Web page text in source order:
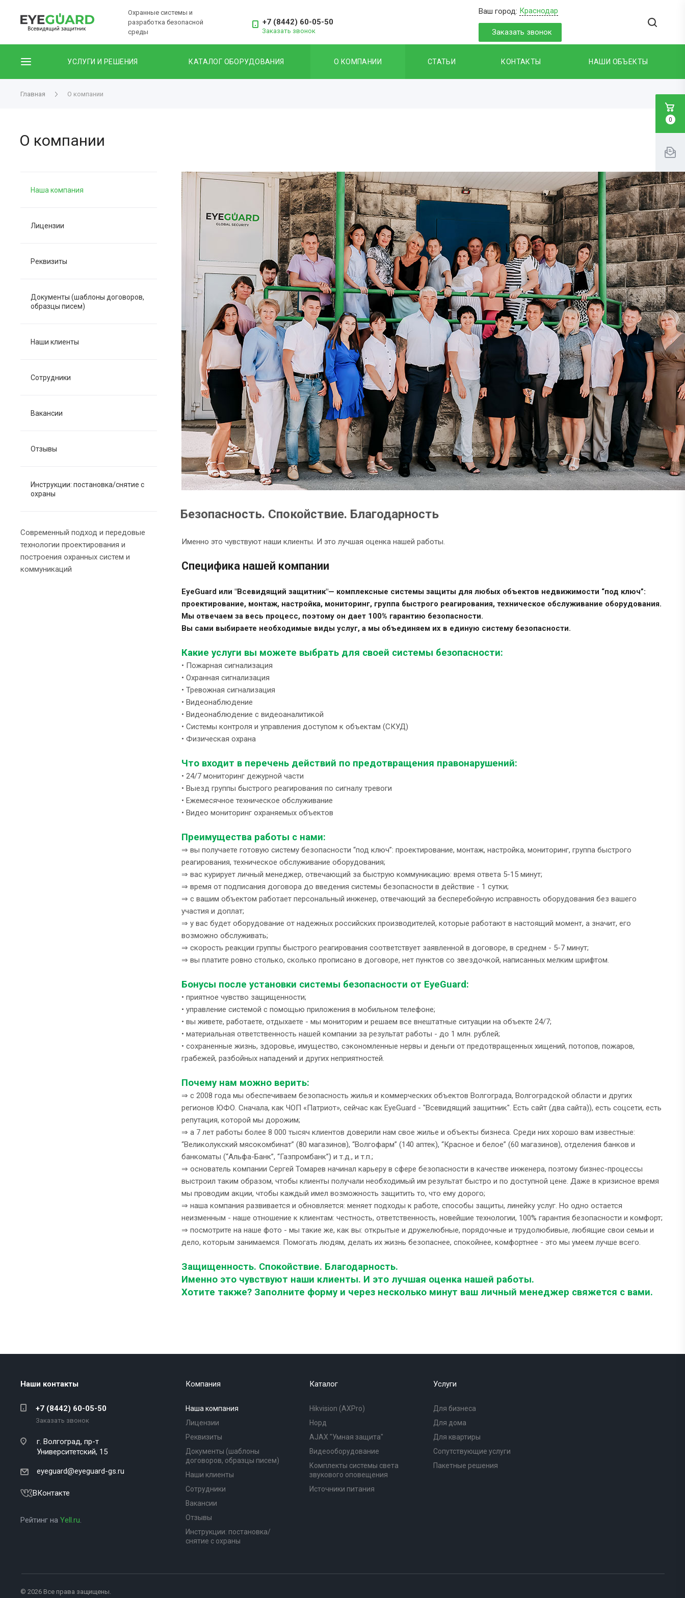
Охранные системы и
разработка безопасной
среды
+7 (8442) 60-05-50
Заказать звонок
Ваш город: Краснодар
Заказать звонок
УСЛУГИ И РЕШЕНИЯ КАТАЛОГ ОБОРУДОВАНИЯ О КОМПАНИИ СТАТЬИ КОНТАКТЫ НАШИ ОБЪЕКТЫ
Главная О компании
О компании
Безопасность. Спокойствие. Благодарность
Именно это чувствуют наши клиенты. И это лучшая оценка нашей работы.
Специфика нашей компании
EyeGuard или "Всевидящий защитник"— комплексные системы защиты для любых объектов недвижимости “под ключ”:
проектирование, монтаж, настройка, мониторинг, группа быстрого реагирования, техническое обслуживание оборудования.
Мы отвечаем за весь процесс, поэтому он дает 100% гарантию безопасности.
Вы сами выбираете необходимые виды услуг, а мы объединяем их в единую систему безопасности.
Какие услуги вы можете выбрать для своей системы безопасности:
• Пожарная сигнализация
• Охранная сигнализация
• Тревожная сигнализация
• Видеонаблюдение
• Видеонаблюдение с видеоаналитикой
• Системы контроля и управления доступом к объектам (СКУД)
• Физическая охрана
Что входит в перечень действий по предотвращения правонарушений:
• 24/7 мониторинг дежурной части
• Выезд группы быстрого реагирования по сигналу тревоги
• Ежемесячное техническое обслуживание
• Видео мониторинг охраняемых объектов
Преимущества работы с нами:
⇒ вы получаете готовую систему безопасности “под ключ”: проектирование, монтаж, настройка, мониторинг, группа быстрого
реагирования, техническое обслуживание оборудования;
⇒ вас курирует личный менеджер, отвечающий за быструю коммуникацию: время ответа 5-15 минут;
⇒ время от подписания договора до введения системы безопасности в действие - 1 сутки;
⇒ с вашим объектом работает персональный инженер, отвечающий за бесперебойную исправность оборудования без вашего
участия и доплат;
⇒ у вас будет оборудование от надежных российских производителей, которые работают в настоящий момент, а значит, его
возможно обслуживать;
⇒ скорость реакции группы быстрого реагирования соответствует заявленной в договоре, в среднем - 5-7 минут;
⇒ вы платите ровно столько, сколько прописано в договоре, нет пунктов со звездочкой, написанных мелким шрифтом.
Бонусы после установки системы безопасности от EyeGuard:
• приятное чувство защищенности;
• управление системой с помощью приложения в мобильном телефоне;
• вы живете, работаете, отдыхаете - мы мониторим и решаем все внештатные ситуации на объекте 24/7;
• материальная ответственность нашей компании за результат работы - до 1 млн. рублей;
• сохраненные жизнь, здоровье, имущество, сэкономленные нервы и деньги от предотвращенных хищений, потопов, пожаров,
грабежей, разбойных нападений и других неприятностей.
Почему нам можно верить:
⇒ с 2008 года мы обеспечиваем безопасность жилья и коммерческих объектов Волгограда, Волгоградской области и других
регионов ЮФО. Сначала, как ЧОП «Патриот», сейчас как EyeGuard - "Всевидящий защитник". Есть сайт (два сайта)), есть соцсети, есть
репутация, которой мы дорожим;
⇒ а 7 лет работы более 8 000 тысяч клиентов доверили нам свое жилье и объекты бизнеса. Среди них хорошо вам известные:
“Великолукский мясокомбинат” (80 магазинов), “Волгофарм” (140 аптек), “Красное и белое” (60 магазинов), отделения банков и
банкоматы (“Альфа-Банк”, “Газпромбанк”) и т.д., и т.п.;
⇒ основатель компании Сергей Томарев начинал карьеру в сфере безопасности в качестве инженера, поэтому бизнес-процессы
выстроил таким образом, чтобы клиенты получали необходимый им результат быстро и по доступной цене. Даже в кризисное время
мы проводим акции, чтобы каждый имел возможность защитить то, что ему дорого;
⇒ наша компания развивается и обновляется: меняет подходы к работе, способы защиты, линейку услуг. Но одно остается
неизменным - наше отношение к клиентам: честность, ответственность, новейшие технологии, 100% гарантия безопасности и комфорт;
⇒ посмотрите на наше фото - мы такие же, как вы: открытые и дружелюбные, порядочные и трудолюбивые, любящие свои семьи и
дело, которым занимаемся. Помогать людям, делать их жизнь безопаснее, спокойнее, комфортнее - это мы умеем лучше всего.
Защищенность. Спокойствие. Благодарность.
Именно это чувствуют наши клиенты. И это лучшая оценка нашей работы.
Хотите также? Заполните форму и через несколько минут ваш личный менеджер свяжется с вами.
Наша компания
Лицензии
Реквизиты
Документы (шаблоны договоров,
образцы писем)
Наши клиенты
Сотрудники
Вакансии
Отзывы
Инструкции: постановка/снятие с
охраны
Современный подход и передовые
технологии проектирования и
построения охранных систем и
коммуникаций
Наши контакты
+7 (8442) 60-05-50
Заказать звонок
г. Волгоград, пр-т
Университетский, 15
eyeguard@eyeguard-gs.ru
ВКонтакте
Рейтинг на Yell.ru.
Компания
Наша компания
Лицензии
Реквизиты
Документы (шаблоны
договоров, образцы писем)
Наши клиенты
Сотрудники
Вакансии
Отзывы
Инструкции: постановка/
снятие с охраны
Каталог
Hikvision (AXPro)
Норд
AJAX "Умная защита"
Видеооборудование
Комплекты системы света
звукового оповещения
Источники питания
Услуги
Для бизнеса
Для дома
Для квартиры
Сопутствующие услуги
Пакетные решения
© 2026 Все права защищены.
0